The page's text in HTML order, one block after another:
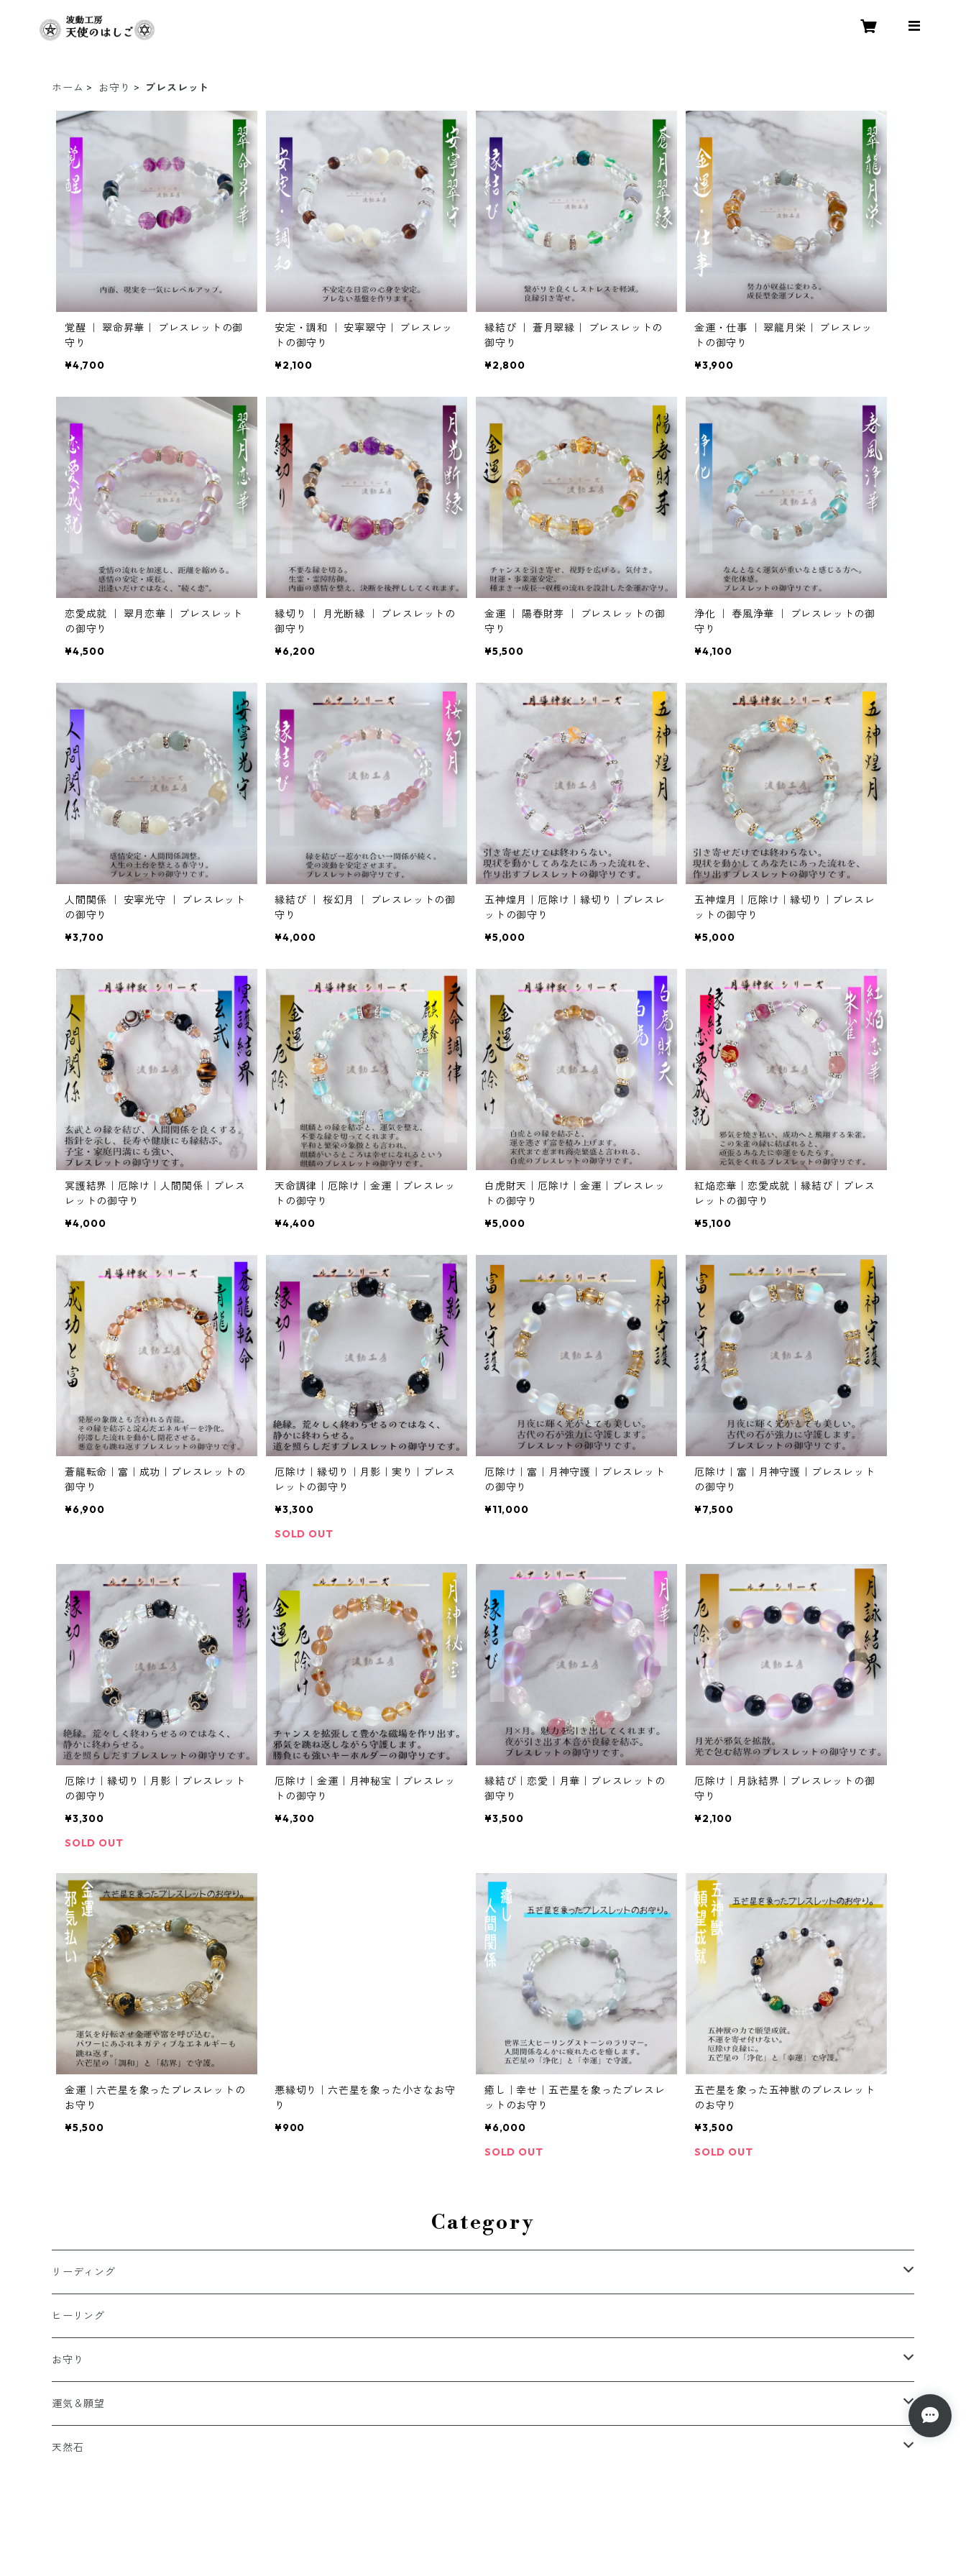
ホーム お守り ブレスレット
覚醒 ｜ 翠命昇華｜ ブレスレットの御
守り
¥4,700
安定・調和 ｜ 安寧翠守｜ ブレスレッ
トの御守り
¥2,100
縁結び ｜ 蒼月翠縁｜ ブレスレットの
御守り
¥2,800
金運・仕事 ｜ 翠龍月栄｜ ブレスレッ
トの御守り
¥3,900
恋愛成就 ｜ 翠月恋華｜ ブレスレット
の御守り
¥4,500
縁切り ｜ 月光断縁 ｜ ブレスレットの
御守り
¥6,200
金運 ｜ 陽春財芽 ｜ ブレスレットの御
守り
¥5,500
浄化 ｜ 春風浄華 ｜ ブレスレットの御
守り
¥4,100
人間関係 ｜ 安寧光守 ｜ ブレスレット
の御守り
¥3,700
縁結び ｜ 桜幻月 ｜ ブレスレットの御
守り
¥4,000
五神煌月｜厄除け｜縁切り｜ブレスレ
ットの御守り
¥5,000
五神煌月｜厄除け｜縁切り｜ブレスレ
ットの御守り
¥5,000
冥護結界｜厄除け｜人間関係｜ブレス
レットの御守り
¥4,000
天命調律｜厄除け｜金運｜ブレスレッ
トの御守り
¥4,400
白虎財天｜厄除け｜金運｜ブレスレッ
トの御守り
¥5,000
紅焔恋華｜恋愛成就｜縁結び｜ブレス
レットの御守り
¥5,100
蒼龍転命｜富｜成功｜ブレスレットの
御守り
¥6,900
厄除け｜縁切り｜月影｜実り｜ブレス
レットの御守り
¥3,300
SOLD OUT
厄除け｜富｜月神守護｜ブレスレット
の御守り
¥11,000
厄除け｜富｜月神守護｜ブレスレット
の御守り
¥7,500
厄除け｜縁切り｜月影｜ブレスレット
の御守り
¥3,300
SOLD OUT
厄除け｜金運｜月神秘宝｜ブレスレッ
トの御守り
¥4,300
縁結び｜恋愛｜月華｜ブレスレットの
御守り
¥3,500
厄除け｜月詠結界｜ブレスレットの御
守り
¥2,100
金運｜六芒星を象ったブレスレットの
お守り
¥5,500
悪縁切り｜六芒星を象った小さなお守
り
¥900
癒し｜幸せ｜五芒星を象ったブレスレ
ットのお守り
¥6,000
SOLD OUT
五芒星を象った五神獣のブレスレット
のお守り
¥3,500
SOLD OUT
Category
リーディング
波動
ヒーリング
お守り
五芒星
小さなお守りシリーズ
六芒星
運気＆願望
魔除け・厄除け・悪縁切り・結界
天然石